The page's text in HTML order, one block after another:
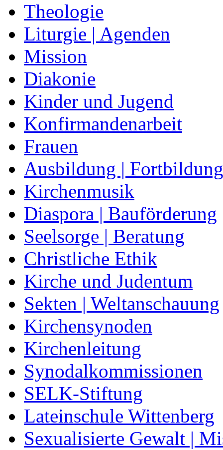
Theologie
Liturgie | Agenden
Mission
Diakonie
Kinder und Jugend
Konfirmandenarbeit
Frauen
Ausbildung | Fortbildung
Kirchenmusik
Diaspora | Bauförderung
Seelsorge | Beratung
Christliche Ethik
Kirche und Judentum
Sekten | Weltanschauung
Kirchensynoden
Kirchenleitung
Synodalkommissionen
SELK-Stiftung
Lateinschule Wittenberg
Sexualisierte Gewalt |